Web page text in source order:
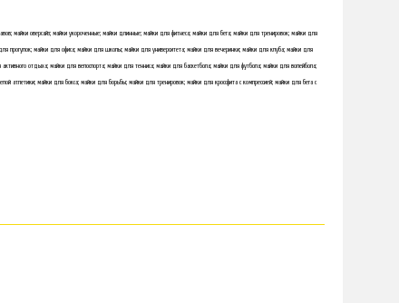
майки оверсайз; майки укороченные; майки длинные; майки для фитнеса; майки для бега; майки для тренировок; майки для
прогулок; майки для офиса; майки для школы; майки для университета; майки для вечеринки; майки для клуба; майки для
отдыха; майки для велоспорта; майки для тенниса; майки для баскетбола; майки для футбола; майки для волейбола;
атлетики; майки для бокса; майки для борьбы; майки для тренировок; майки для кроссфита с компрессией; майки для бега с